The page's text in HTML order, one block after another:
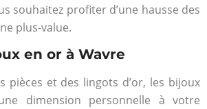
souhaitez profiter d’une hausse des
plus-value.
en or à Wavre
pièces et des lingots d’or, les bijoux
dimension personnelle à votre